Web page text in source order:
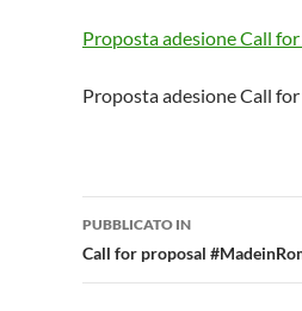
Proposta adesione Call
Proposta adesione Call
Navigazione
articolo
PUBBLICATO IN
Call for proposal